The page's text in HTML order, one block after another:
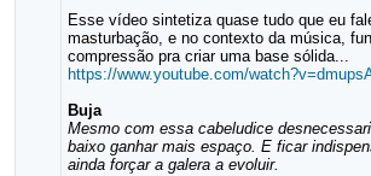
Esse vídeo sintetiza quase tudo que eu
masturbação, e no contexto da música,
compressão pra criar uma base sólida...
https://www.youtube.com/
Buja
Mesmo com essa cabeludice
baixo ganhar mais espaço. E ficar
ainda forçar a galera a evoluir.